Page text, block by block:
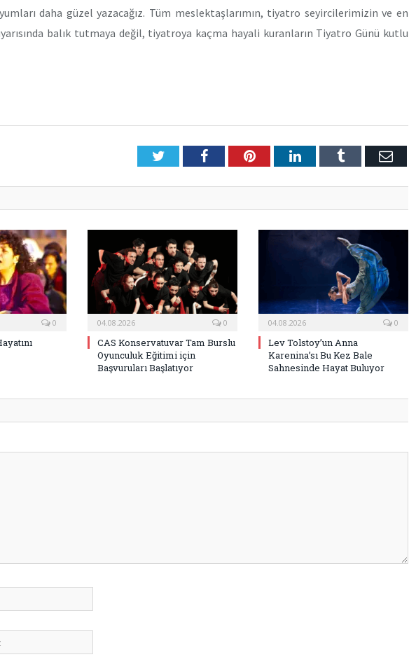
daha güzel yazacağız. Tüm meslektaşlarımın, tiyatro seyircilerimizin ve en
balık tutmaya değil, tiyatroya kaçma hayali kuranların Tiyatro Günü kutlu
TwitterFacebookPinterestLinkedInTumblr E-
0 04.08.2026 0
CAS Konservatuvar Tam Burslu
Oyunculuk Eğitimi için
Başvuruları Başlatıyor
04.08.2026 0
Lev Tolstoy’un Anna
Karenina’sı Bu Kez Bale
Sahnesinde Hayat Buluyor